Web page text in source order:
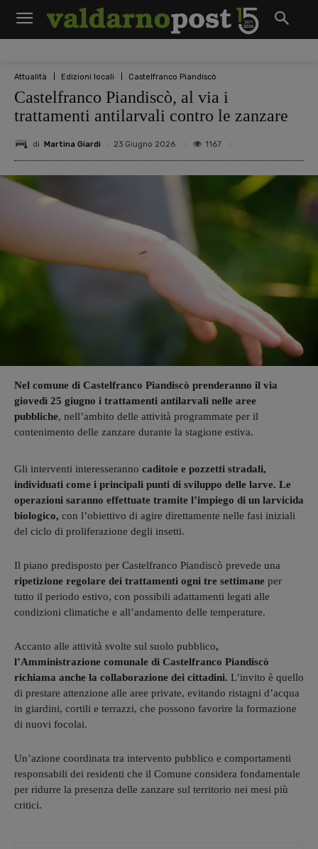
Attualità Edizioni locali Castelfranco Piandiscò
Castelfranco Piandiscò, al via i
trattamenti antilarvali contro le zanzare
di Martina Giardi 23 Giugno 2026 1167
Nel comune di Castelfranco Piandiscò prenderanno il via
giovedì 25 giugno i trattamenti antilarvali nelle aree
pubbliche, nell’ambito delle attività programmate per il
contenimento delle zanzare durante la stagione estiva.
Gli interventi interesseranno caditoie e pozzetti stradali,
individuati come i principali punti di sviluppo delle larve. Le
operazioni saranno effettuate tramite l’impiego di un larvicida
biologico, con l’obiettivo di agire direttamente nelle fasi iniziali
del ciclo di proliferazione degli insetti.
Il piano predisposto per Castelfranco Piandiscò prevede una
ripetizione regolare dei trattamenti ogni tre settimane per
tutto il periodo estivo, con possibili adattamenti legati alle
condizioni climatiche e all’andamento delle temperature.
Accanto alle attività svolte sul suolo pubblico,
l’Amministrazione comunale di Castelfranco Piandiscò
richiama anche la collaborazione dei cittadini. L’invito è quello
di prestare attenzione alle aree private, evitando ristagni d’acqua
in giardini, cortili e terrazzi, che possono favorire la formazione
di nuovi focolai.
Un’azione coordinata tra intervento pubblico e comportamenti
responsabili dei residenti che il Comune considera fondamentale
per ridurre la presenza delle zanzare sul territorio nei mesi più
critici.